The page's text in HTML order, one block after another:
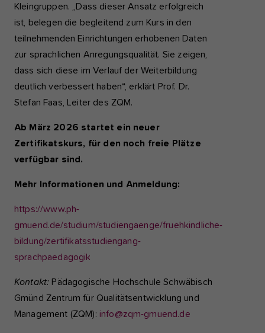
Kleingruppen. „Dass dieser Ansatz erfolgreich
ist, belegen die begleitend zum Kurs in den
teilnehmenden Einrichtungen erhobenen Daten
zur sprachlichen Anregungsqualität. Sie zeigen,
dass sich diese im Verlauf der Weiterbildung
deutlich verbessert haben“, erklärt Prof. Dr.
Stefan Faas, Leiter des ZQM.
Ab März 2026 startet ein neuer
Zertifikatskurs, für den noch freie Plätze
verfügbar sind.
Mehr Informationen und Anmeldung:
https://www.ph-
gmuend.de/studium/studiengaenge/fruehkindliche-
bildung/zertifikatsstudiengang-
sprachpaedagogik
Kontakt: Pädagogische Hochschule Schwäbisch
Gmünd Zentrum für Qualitätsentwicklung und
Management (ZQM): info@zqm-gmuend.de